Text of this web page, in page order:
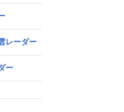
レーダー
ー